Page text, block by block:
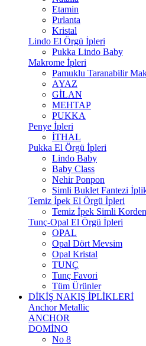
Etamin
Pırlanta
Kristal
Lindo El Örgü İpleri
Pukka Lindo Baby
Makrome İpleri
Pamuklu Taranabilir
AYAZ
GİLAN
MEHTAP
PUKKA
Penye İpleri
İTHAL
Pukka El Örgü İpleri
Lindo Baby
Baby Class
Nehir Ponpon
Simli Buklet Fantezi
Temiz İpek El Örgü İpleri
Temiz İpek Simli
Tunç-Opal El Örgü İpleri
OPAL
Opal Dört Mevsim
Opal Kristal
TUNÇ
Tunç Favori
Tüm Ürünler
DİKİŞ NAKIŞ İPLİKLERİ
Anchor Metallic
ANCHOR
DOMİNO
No 8